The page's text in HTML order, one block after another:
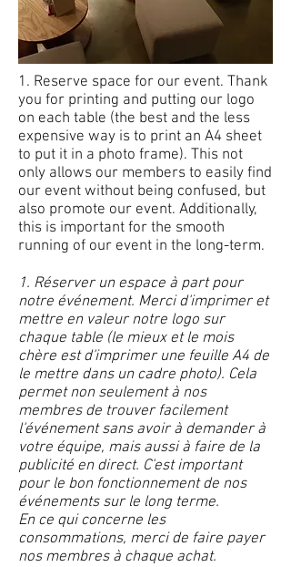
1. Reserve space for our event. Thank
you for printing and putting our logo
on each table (the best and the less
expensive way is to print an A4 sheet
to put it in a photo frame). This not
only allows our members to easily find
our event without being confused, but
also promote our event. Additionally,
this is important for the smooth
running of our event in the long-term.
1. Réserver un espace à part pour
notre événement. Merci d'imprimer et
mettre en valeur notre logo sur
chaque table (le mieux et le mois
chère est d'imprimer une feuille A4 de
le mettre dans un cadre photo). Cela
permet non seulement à nos
membres de trouver facilement
l'événement sans avoir à demander à
votre équipe, mais aussi à faire de la
publicité en direct. C'est important
pour le bon fonctionnement de nos
événements sur le long terme.
En ce qui concerne les
consommations, merci de faire payer
nos membres à chaque achat.